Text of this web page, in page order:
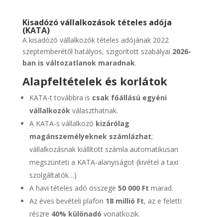
Kisadózó vállalkozások tételes adója
(KATA)
A kisadózó vállalkozók tételes adójának 2022
szeptemberétől hatályos, szigorított szabályai 2026-
ban is változatlanok maradnak.
Alapfeltételek és korlátok
KATA-t továbbra is csak főállású egyéni
vállalkozókválaszthatnak.
A KATA-s vállalkozó kizárólag
magánszemélyeknek számlázhat;
vállalkozásnak kiállított számla automatikusan
megszünteti a KATA-alanyiságot (kivétel a taxi
szolgáltatók…)
A havi tételes adó összege 50 000 Ft marad.
Az éves bevételi plafon 18 millió Ft, az e feletti
részre 40% különadó vonatkozik.